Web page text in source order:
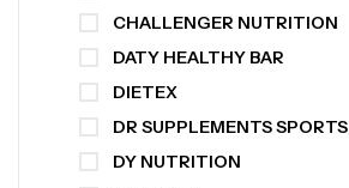
CHALLENGER NUTRITION
DATY HEALTHY BAR
DIETEX
DR SUPPLEMENTS SPORTS
DY NUTRITION